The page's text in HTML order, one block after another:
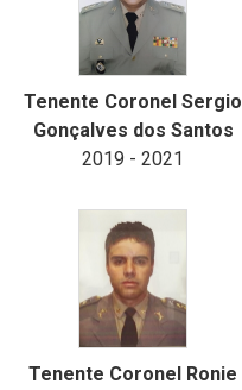
Tenente Coronel Sergio
Gonçalves dos Santos
2019 - 2021
Tenente Coronel Ronie